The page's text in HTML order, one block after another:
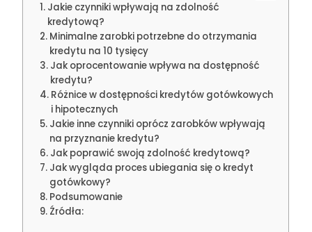
Jakie czynniki wpływają na zdolność
kredytową?
Minimalne zarobki potrzebne do otrzymania
kredytu na 10 tysięcy
Jak oprocentowanie wpływa na dostępność
kredytu?
Różnice w dostępności kredytów gotówkowych
i hipotecznych
Jakie inne czynniki oprócz zarobków wpływają
na przyznanie kredytu?
Jak poprawić swoją zdolność kredytową?
Jak wygląda proces ubiegania się o kredyt
gotówkowy?
Podsumowanie
Źródła: